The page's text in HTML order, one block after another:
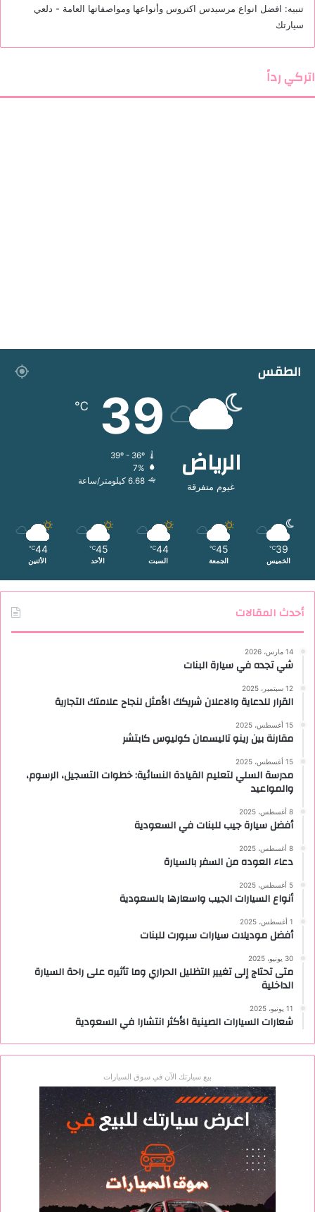
تنبيه: افضل انواع مرسيدس اكتروس وأنواعها ومواصفاتها العامة - دلعي
سيارتك
اتركي رداً
الطقس
الرياض
غيوم متفرقة
39
℃
39º - 36º
7%
6.68 كيلومتر/ساعة
39
℃
الخميس
45
℃
الجمعة
44
℃
السبت
45
℃
الأحد
44
℃
الأثنين
أحدث المقالات
14 مارس، 2026
شي تجده في سيارة البنات
12 سبتمبر، 2025
القرار للدعاية والاعلان شريكك الأمثل لنجاح علامتك التجارية
15 أغسطس، 2025
مقارنة بين رينو تاليسمان كوليوس كابتشر
15 أغسطس، 2025
مدرسة السلي لتعليم القيادة النسائية: خطوات التسجيل، الرسوم،
والمواعيد
8 أغسطس، 2025
أفضل سيارة جيب للبنات في السعودية
8 أغسطس، 2025
دعاء العوده من السفر بالسيارة
5 أغسطس، 2025
أنواع السيارات الجيب واسعارها بالسعودية
1 أغسطس، 2025
أفضل موديلات سيارات سبورت للبنات
30 يونيو، 2025
متى تحتاج إلى تغيير التظليل الحراري وما تأثيره على راحة السيارة
الداخلية
11 يونيو، 2025
شعارات السيارات الصينية الأكثر انتشارا في السعودية
بيع سيارتك الآن في سوق السيارات